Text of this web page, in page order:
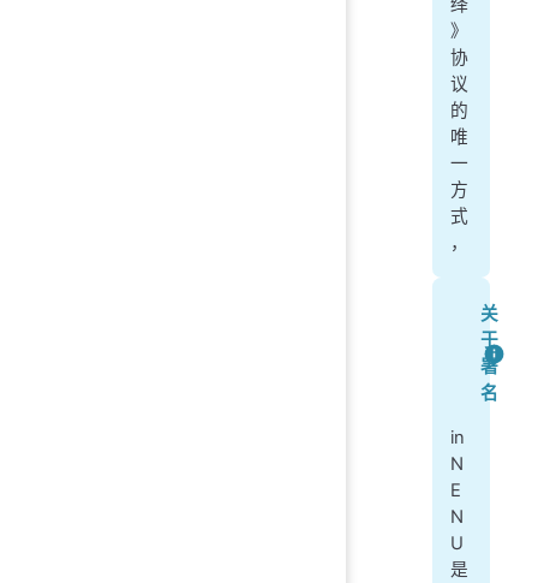
绎
》
协
议
的
唯
一
方
式
，
关
于
署
名
in
N
E
N
U
是